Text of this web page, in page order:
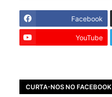
Facebook
YouTube
CURTA-NOS NO FACEBOOK